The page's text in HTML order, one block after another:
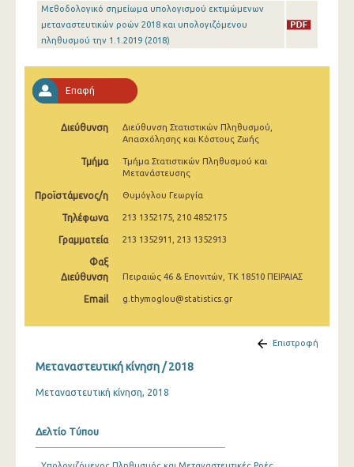
2013
2012
2011
2010
2009
Μεθοδολογικό σημείωμα υπολογισμού εκτιμώμενων
μεταναστευτικών ροών 2018 και υπολογιζόμενου
πληθυσμού την 1.1.2019 (2018)
Επαφή
Διεύθυνση
Διεύθυνση Στατιστικών Πληθυσμού,
Απασχόλησης και Κόστους Ζωής
Τμήμα
Τμήμα Στατιστικών Πληθυσμού και
Μετανάστευσης
Προϊστάμενος/η Θυμόγλου Γεωργία
Τηλέφωνα 213 1352175, 210 4852175
Γραμματεία 213 1352911, 213 1352913
Φαξ
Διεύθυνση
Πειραιώς 46 & Επονιτών, ΤΚ 18510 ΠΕΙΡΑΙΑΣ
Email g.thymoglou@statistics.gr
Επιστροφή
Μεταναστευτική κίνηση / 2018
Μεταναστευτική κίνηση, 2018
Δελτίο Τύπου